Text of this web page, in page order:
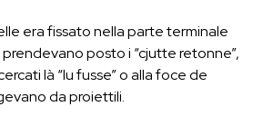
era fissato nella parte terminale
posto i “cjutte retonne”,
là “lu fusse” o alla foce de
da proiettili.